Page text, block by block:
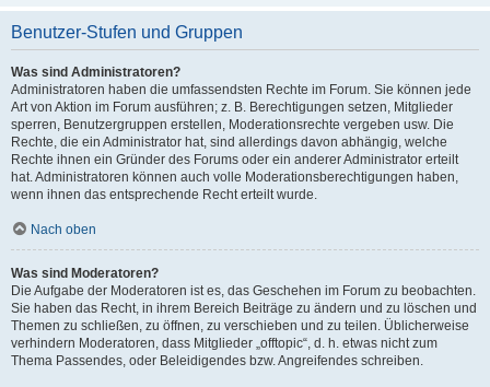
Benutzer-Stufen und Gruppen
Was sind Administratoren?
Administratoren haben die umfassendsten Rechte im Forum. Sie können jede
Art von Aktion im Forum ausführen; z. B. Berechtigungen setzen, Mitglieder
sperren, Benutzergruppen erstellen, Moderationsrechte vergeben usw. Die
Rechte, die ein Administrator hat, sind allerdings davon abhängig, welche
Rechte ihnen ein Gründer des Forums oder ein anderer Administrator erteilt
hat. Administratoren können auch volle Moderationsberechtigungen haben,
wenn ihnen das entsprechende Recht erteilt wurde.
Nach oben
Was sind Moderatoren?
Die Aufgabe der Moderatoren ist es, das Geschehen im Forum zu beobachten.
Sie haben das Recht, in ihrem Bereich Beiträge zu ändern und zu löschen und
Themen zu schließen, zu öffnen, zu verschieben und zu teilen. Üblicherweise
verhindern Moderatoren, dass Mitglieder „offtopic“, d. h. etwas nicht zum
Thema Passendes, oder Beleidigendes bzw. Angreifendes schreiben.